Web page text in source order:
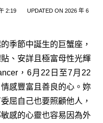
2:19
UPDATED ON 2026 年 6
季節中誕生的巨蟹座，
、安詳且極富母性光輝
，6月22日至7月22
感豐富且善良的心。妳
屈自己也要照顧他人，
感的心靈也容易因為外